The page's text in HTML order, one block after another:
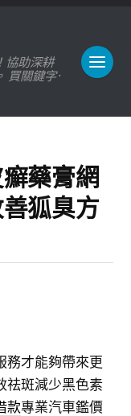
協助深耕
關鍵字 ·
藥膏網
狐臭方
務才能夠帶來更
祛斑減少黑色素
款專業汽車鑑價